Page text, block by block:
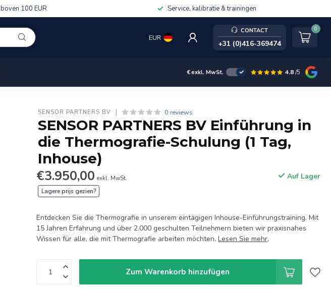
boven 100 EUR Service, kalibratie & trainingen
EUR
CONTACT
+31 (0)416-369474
0
€exkl. MwSt. 4.8/5
SENSOR PARTNERS BV 0 reviews
SENSOR PARTNERS BV Einführung in
die Thermografie-Schulung (1 Tag,
Inhouse)
€3.950,00 exkl. MwSt. Auf Lager
Lagere prijs gezien?
Entdecken Sie die Thermografie in unserem eintägigen Inhouse-Einführungstraining. Mit
15 Jahren Erfahrung und über 2.000 geschulten Teilnehmern bieten wir praxisnahes
Wissen für alle, die mit Thermografie arbeiten möchten.Lesen Sie mehr.
Zum Warenkorb hinzufügen